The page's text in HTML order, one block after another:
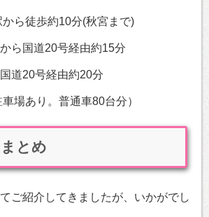
ら徒歩約10分(秋宮まで)
ら国道20号経由約15分
道20号経由約20分
場あり。普通車80台分）
とめ
ご紹介してきましたが、いかがでし